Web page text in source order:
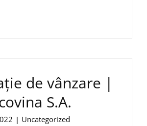
de vânzare |
S.A.
| Uncategorized